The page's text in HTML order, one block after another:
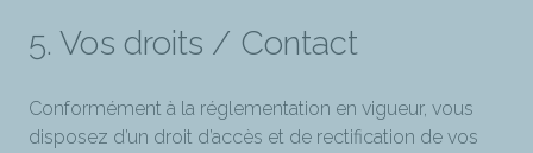
5. Vos droits / Contact
Conformément à la réglementation en vigueur, vous
disposez d’un droit d’accès et de rectification de vos